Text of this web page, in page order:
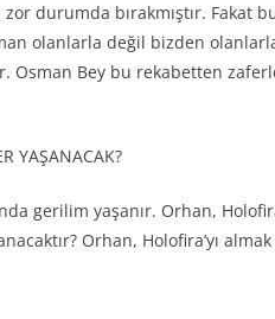
zor durumda bırakmıştır. Fakat
olanlarla değil bizden
Osman Bey bu rekabetten
YAŞANACAK?
gerilim yaşanır. Orhan,
Orhan, Holofira’yı